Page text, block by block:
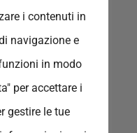
i contenuti in
navigazione e
in modo
per accettare i
gestire le tue